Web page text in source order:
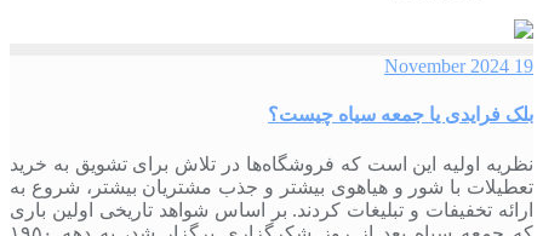
19 November 2024
بلک فرایدی یا جمعه سیاه چیست؟
نظریه اولیه این است که فروشگاه‌ها در تلاش برای تشویق به خرید
تعطیلات با شور و هیاهوی بیشتر و جذب مشتریان بیشتر، شروع به
ارائه تخفیفات و تبلیغات کردند. بر اساس شواهد تاریخی اولین باری